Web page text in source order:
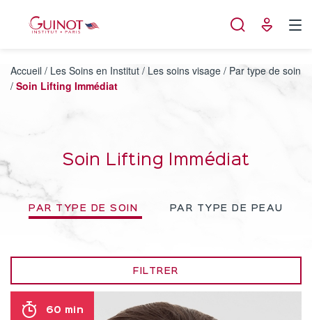
Accueil / Les Soins en Institut / Les soins visage / Par type de soin
/ Soin Lifting Immédiat
Soin Lifting Immédiat
PAR TYPE DE SOIN PAR TYPE DE PEAU
FILTRER
60 min